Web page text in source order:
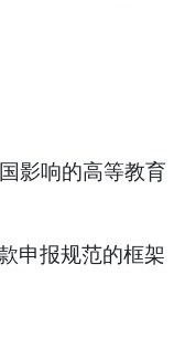
影响的高等教育
申报规范的框架